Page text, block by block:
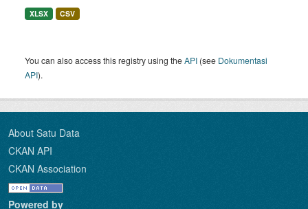
XLSX CSV
You can also access this registry using theAPI (see Dokumentasi
API).
About Satu Data
CKAN API
CKAN Association
Powered by